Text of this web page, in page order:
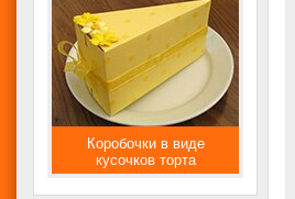
Коробочки в виде
кусочков торта